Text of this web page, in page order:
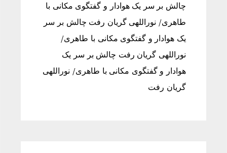
چالش بر سر یک هوادار و گفتگوی مکانی با
طاهری/ نوراللهی گریان رفت چالش بر سر
یک هوادار و گفتگوی مکانی با طاهری/
نوراللهی گریان رفت چالش بر سر یک
هوادار و گفتگوی مکانی با طاهری/ نوراللهی
گریان رفت